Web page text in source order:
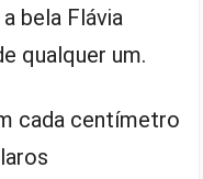
bela Flávia
qualquer um.
cada centímetro